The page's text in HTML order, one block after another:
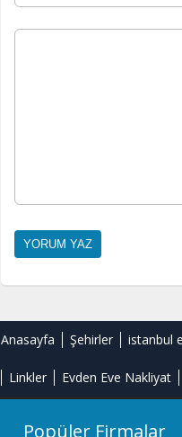
Anasayfa Şehirler istanbul
Linkler Evden Eve Nakliyat
Popüler Firmalar